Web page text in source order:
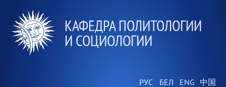
КАФЕДРА ПОЛИТОЛОГИИ
И СОЦИОЛОГИИ